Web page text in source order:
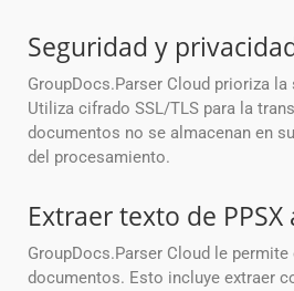
Seguridad y
GroupDocs.Parser Cloud prioriza
Utiliza cifrado SSL/TLS para la
documentos no se almacenan en
del procesamiento.
Extraer texto de
GroupDocs.Parser Cloud le
documentos. Esto incluye extraer